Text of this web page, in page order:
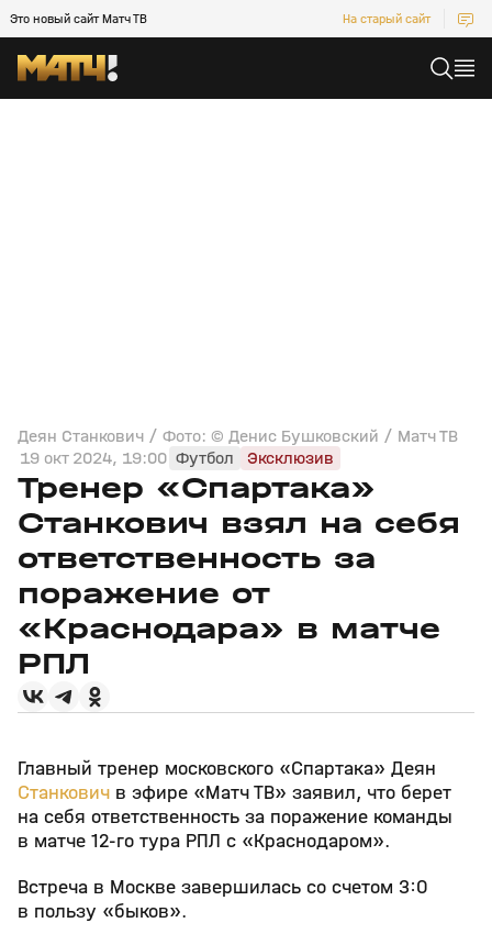
Это новый сайт Матч ТВ На старый сайт
Деян Станкович / Фото: © Денис Бушковский / Матч ТВ
19 окт 2024, 19:00 Футбол Эксклюзив
Тренер «Спартака»
Станкович взял на себя
ответственность за
поражение от
«Краснодара» в матче
РПЛ
Главный тренер московского «Спартака» Деян
Станкович в эфире «Матч ТВ» заявил, что берет
на себя ответственность за поражение команды
в матче 12‑го тура РПЛ с «Краснодаром».
Встреча в Москве завершилась со счетом 3:0
в пользу «быков».